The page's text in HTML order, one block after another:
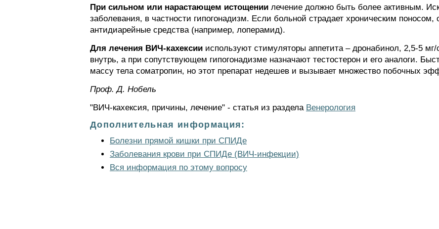
При сильном или нарастающем истощении лечение должно быть более активным.
заболевания, в частности гипогонадизм. Если больной страдает хроническим поносом,
антидиарейные средства (например, лоперамид).
Для лечения ВИЧ-кахексии используют стимуляторы аппетита – дронабинол, 2,5-5 мг/
внутрь, а при сопутствующем гипогонадизме назначают тестостерон и его аналоги.
массу тела соматропин, но этот препарат недешев и вызывает множество побочных
Проф. Д. Нобель
"ВИЧ-кахексия, причины, лечение" - статья из раздела Венерология
Дополнительная информация:
Болезни прямой кишки при СПИДе
Заболевания крови при СПИДе (ВИЧ-инфекции)
Вся информация по этому вопросу